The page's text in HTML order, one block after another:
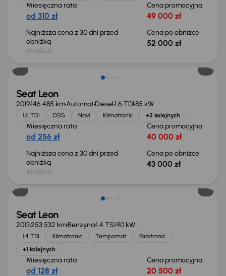
Miesięczna rata
od 310 zł
Cena promocyjna
49 000 zł
Najniższa cena z 30 dni przed
obniżką
54 000 zł
Cena po obniżce
52 000 zł
Taniej o 2 000 zł
Seat Leon
2019146 485 kmAutomatDiesel1.6 TDI85 kW
1.6 TDI DSG Navi Klimatronic +2 kolejnych
Miesięczna rata
od 256 zł
Cena promocyjna
40 000 zł
Najniższa cena z 30 dni przed
obniżką
45 000 zł
Cena po obniżce
43 000 zł
Taniej o 1 000 zł
Seat Leon
2013253 532 kmBenzyna1.4 TSI90 kW
1.4 TSI Klimatronic Tempomat
Parktronic
+1 kolejnych
Miesięczna rata
od 128 zł
Cena promocyjna
20 500 zł